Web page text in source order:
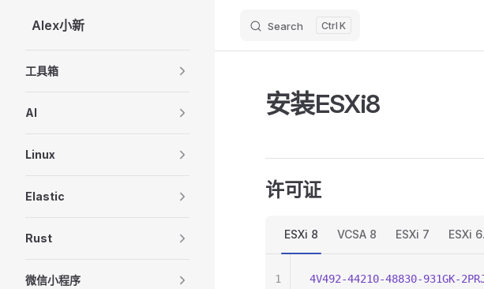
Skip to content
Alex小新 Search K
工具箱
AI
Linux
Elastic
Rust
微信小程序
安装ESXi8
许可证
ESXi 8 VCSA 8 ESXi 7 ESXi
4V492-44210-48830-931GK-
1